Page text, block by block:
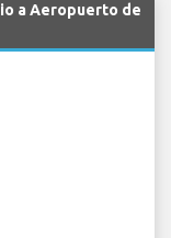
a Aeropuerto de